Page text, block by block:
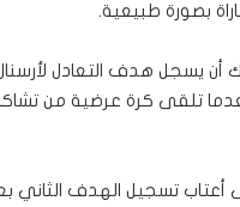
بصورة طبيعية.
أن يسجل هدف التعادل
تلقى كرة عرضية من
تسجيل الهدف الثاني